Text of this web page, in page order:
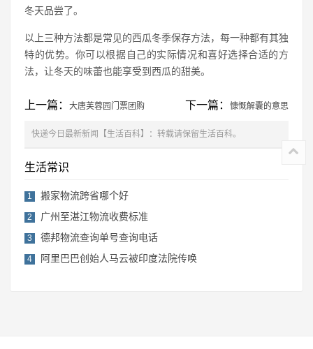
冬天品尝了。
以上三种方法都是常见的西瓜冬季保存方法，每一种都有其独
特的优势。你可以根据自己的实际情况和喜好选择合适的方
法，让冬天的味蕾也能享受到西瓜的甜美。
上一篇： 大唐芙蓉园门票团购 下一篇： 慷慨解囊的意思
快递今日最新新闻【生活百科】：转载请保留生活百科。
生活常识
1 搬家物流跨省哪个好
2 广州至湛江物流收费标准
3 德邦物流查询单号查询电话
4 阿里巴巴创始人马云被印度法院传唤